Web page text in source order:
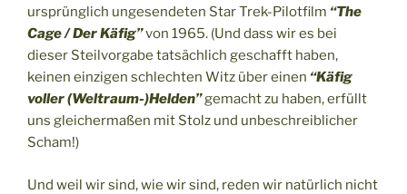
ursprünglich ungesendeten Star Trek-Pilotfilm “The
Cage / Der Käfig”von 1965. (Und dass wir es bei
dieser Steilvorgabe tatsächlich geschafft haben,
keinen einzigen schlechten Witz über einen “Käfig
voller (Weltraum-)Helden”gemacht zu haben, erfüllt
uns gleichermaßen mit Stolz und unbeschreiblicher
Scham!)
Und weil wir sind, wie wir sind, reden wir natürlich nicht